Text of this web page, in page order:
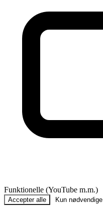
Funktionelle (YouTube m.m.)
Accepter alle Kun nødvendige